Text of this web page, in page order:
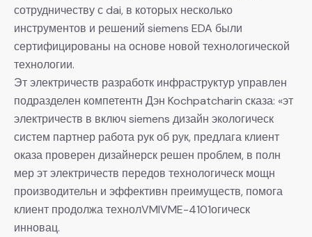
сотрудничеству с dai, в которых несколько
инструментов и решений siemens EDA были
сертифицированы на основе новой технологической
технологии.
Эт электричеств разработк инфраструктур управлен
подразделен компетентн Дэн Kochpatcharin сказа: «эт
электричеств в включ siemens дизайн экологическ
систем партнер работа рук об рук, предлага клиент
оказа проверен дизайнерск решен проблем, в полн
мер эт электричеств передов технологическ мощн
производительн и эффективн преимуществ, помога
клиент продолжа технолVMIVME-4101огическ
инновац.